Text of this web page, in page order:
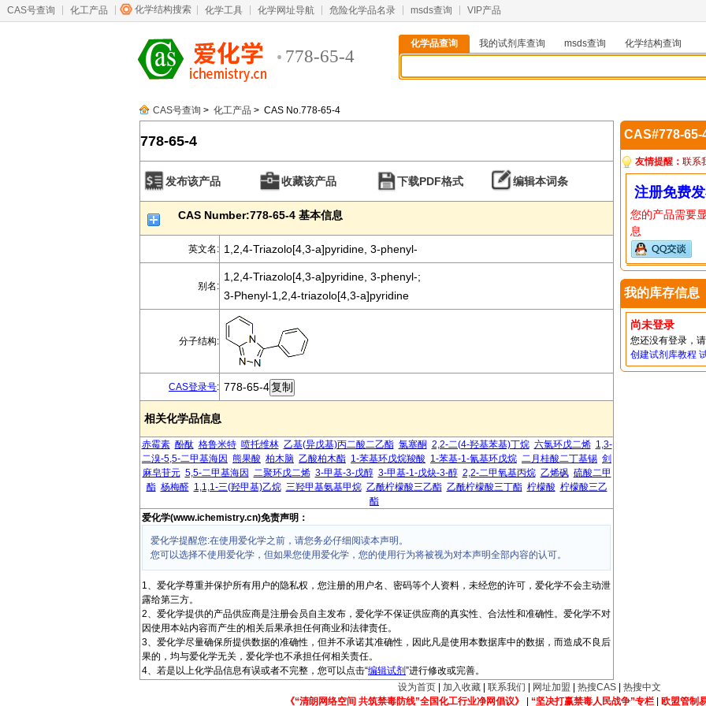
CAS号查询 化工产品 化学结构搜索 化学工具 化学网址导航 危险化学品名录 msds查询 VIP产品
778-65-4
化学品查询 我的试剂库查询 msds查询
化学结构查询
CAS号查询 > 化工产品 > CAS No.778-65-4
778-65-4
发布该产品 收藏该产品 下载PDF格式 编辑本词条
CAS Number:778-65-4 基本信息
英文名: 1,2,4-Triazolo[4,3-a]pyridine, 3-phenyl-
别名:
1,2,4-Triazolo[4,3-a]pyridine, 3-phenyl-;
3-Phenyl-1,2,4-triazolo[4,3-a]pyridine
分子结构:
CAS登录号: 778-65-4
相关化学品信息
赤霉素 酚酞 格鲁米特 喷托维林 乙基(异戊基)丙二酸二乙酯 氯塞酮 2,2-二(4-羟基苯基)丁烷 六氯环戊二烯 1,3-
二溴-5,5-二甲基海因 熊果酸 柏木脑 乙酸柏木酯 1-苯基环戊烷羧酸 1-苯基-1-氰基环戊烷 二月桂酸二丁基锡 剑
麻皂苷元 5,5-二甲基海因 二聚环戊二烯 3-甲基-3-戊醇 3-甲基-1-戊炔-3-醇 2,2-二甲氧基丙烷 乙烯砜 硫酸二甲
酯 杨梅醛 1,1,1-三(羟甲基)乙烷 三羟甲基氨基甲烷 乙酰柠檬酸三乙酯 乙酰柠檬酸三丁酯 柠檬酸 柠檬酸三乙
酯
爱化学(www.ichemistry.cn)免责声明：
爱化学提醒您:在使用爱化学之前，请您务必仔细阅读本声明。
您可以选择不使用爱化学，但如果您使用爱化学，您的使用行为将被视为对本声明全部内容的认可。
1、爱化学尊重并保护所有用户的隐私权，您注册的用户名、密码等个人资料，未经您的许可，爱化学不会主动泄
露给第三方。
2、爱化学提供的产品供应商是注册会员自主发布，爱化学不保证供应商的真实性、合法性和准确性。爱化学不对
因使用本站内容而产生的相关后果承担任何商业和法律责任。
3、爱化学尽量确保所提供数据的准确性，但并不承诺其准确性，因此凡是使用本数据库中的数据，而造成不良后
果的，均与爱化学无关，爱化学也不承担任何相关责任。
4、若是以上化学品信息有误或者不完整，您可以点击“编辑试剂 ”进行修改或完善。
CAS#778-65-
友情提醒： 联系
注册免费
您的产品需要
息
我的库存信息
尚未登录
您还没有登录，
创建试剂库教程
设为首页 加入收藏 联系我们 网址加盟 热搜CAS
热搜中文
《“清朗网络空间 共筑禁毒防线”全国化工行业净网倡议》
“坚决打赢禁毒人民战争”专栏| 欧盟管制